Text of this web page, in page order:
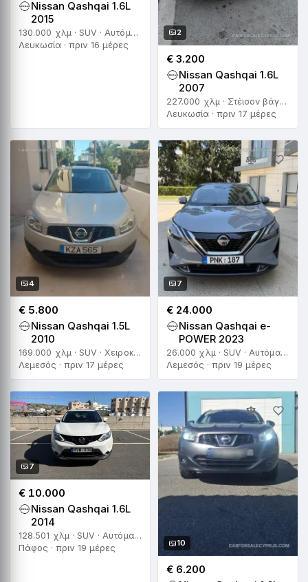
Nissan Qashqai 1.6L
2015
130.000 χλμ · SUV · Αυτόματο
Λευκωσία · πριν 16 μέρες
2
€ 3.200
Nissan Qashqai 1.6L
2007
227.000 χλμ · Στέισον βάγκον · Χειροκίνητο
Λευκωσία · πριν 17 μέρες
4
€ 5.800
Nissan Qashqai 1.5L
2010
169.000 χλμ · SUV · Χειροκίνητο
Λεμεσός · πριν 17 μέρες
7
€ 24.000
Nissan Qashqai e-
POWER 2023
26.000 χλμ · SUV · Αυτόματο
Λεμεσός · πριν 19 μέρες
7
€ 10.000
Nissan Qashqai 1.6L
2014
128.501 χλμ · SUV · Αυτόματο
Πάφος · πριν 19 μέρες 10
€ 6.200